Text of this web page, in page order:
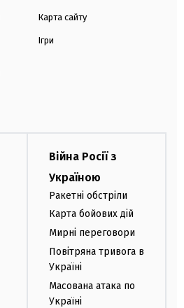
Карта сайту
Ігри
Війна Росії з
Україною
Ракетні обстріли
Карта бойових дій
Мирні переговори
Повітряна тривога в
Україні
Масована атака по
Україні